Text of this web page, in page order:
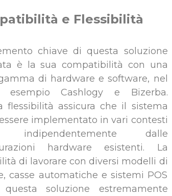
e Flessibilità
chiave di questa soluzione
è la sua compatibilità con una
di hardware e software, nel
esempio Cashlogy e Bizerba.
flessibilità assicura che il sistema
implementato in vari contesti
indipendentemente dalle
hardware esistenti. La
di lavorare con diversi modelli di
casse automatiche e sistemi POS
questa soluzione estremamente